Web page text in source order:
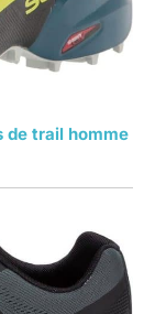
de trail homme